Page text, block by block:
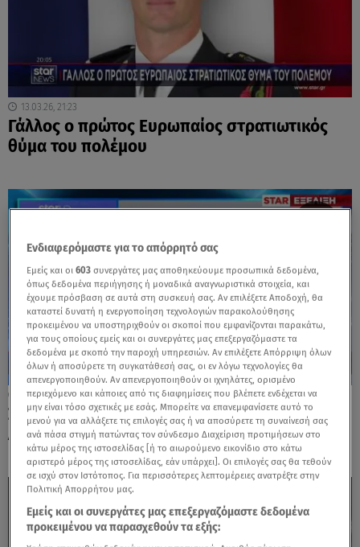
13.03.26, 21:23
Γάλλος ο πρώτος Ευρωπαίος στρατιωτικός
θύμα του πολέμου
05.02.26, 13:36
Συνελήφθη στέλεχος των Ενόπλων
Δυνάμεων: Κατηγορείται για κατασκοπεία
Ενδιαφερόμαστε για το απόρρητό σας
Εμείς και οι603 συνεργάτες μας αποθηκεύουμε προσωπικά δεδομένα,
όπως δεδομένα περιήγησης ή μοναδικά αναγνωριστικά στοιχεία, και
έχουμε πρόσβαση σε αυτά στη συσκευή σας. Αν επιλέξετε Αποδοχή, θα
καταστεί δυνατή η ενεργοποίηση τεχνολογιών παρακολούθησης
προκειμένου να υποστηριχθούν οι σκοποί που εμφανίζονται παρακάτω,
για τους οποίους εμείς και οι συνεργάτες μας επεξεργαζόμαστε τα
δεδομένα με σκοπό την παροχή υπηρεσιών. Αν επιλέξετε Απόρριψη όλων
όλων ή αποσύρετε τη συγκατάθεσή σας, οι εν λόγω τεχνολογίες θα
απενεργοποιηθούν. Αν απενεργοποιηθούν οι ιχνηλάτες, ορισμένο
περιεχόμενο και κάποιες από τις διαφημίσεις που βλέπετε ενδέχεται να
μην είναι τόσο σχετικές με εσάς. Μπορείτε να επανεμφανίσετε αυτό το
μενού για να αλλάξετε τις επιλογές σας ή να αποσύρετε τη συναίνεσή σας
ανά πάσα στιγμή πατώντας τον σύνδεσμο Διαχείριση προτιμήσεων στο
κάτω μέρος της ιστοσελίδας [ή το αιωρούμενο εικονίδιο στο κάτω
αριστερό μέρος της ιστοσελίδας, εάν υπάρχει]. Οι επιλογές σας θα τεθούν
σε ισχύ στον Ιστότοπος. Για περισσότερες λεπτομέρειες ανατρέξτε στην
Πολιτική Απορρήτου μας.
Εμείς και οι συνεργάτες μας επεξεργαζόμαστε δεδομένα
προκειμένου να παρασχεθούν τα εξής: